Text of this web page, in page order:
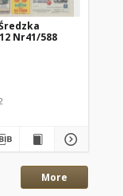
Nr41/588
More